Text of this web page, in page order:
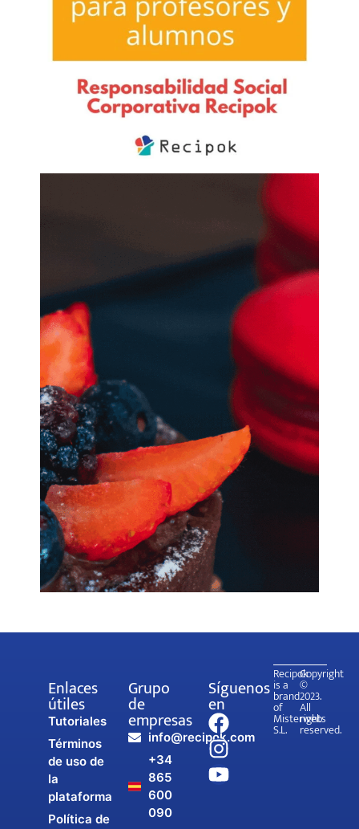
Enlaces
útiles
Tutoriales
Términos
de uso de
la
plataforma
Política de
Grupo
de
empresas
info@recipok.com
+34
865
600
090
Síguenos
en
Recipok
is a
brand
of
Misterweb
S.L.
Copyright
©
2023.
All
rights
reserved.